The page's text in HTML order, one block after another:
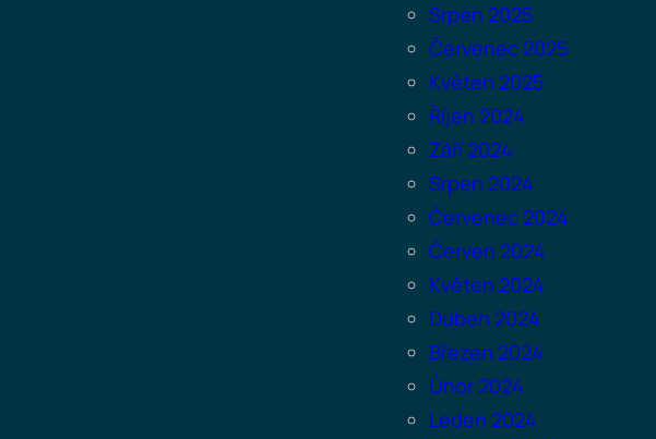
Srpen 2025
Červenec 2025
Květen 2025
Říjen 2024
Září 2024
Srpen 2024
Červenec 2024
Červen 2024
Květen 2024
Duben 2024
Březen 2024
Únor 2024
Leden 2024